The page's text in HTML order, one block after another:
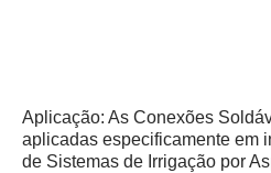
Aplicação: As Conexões
aplicadas especificamente em
de Sistemas de Irrigação por